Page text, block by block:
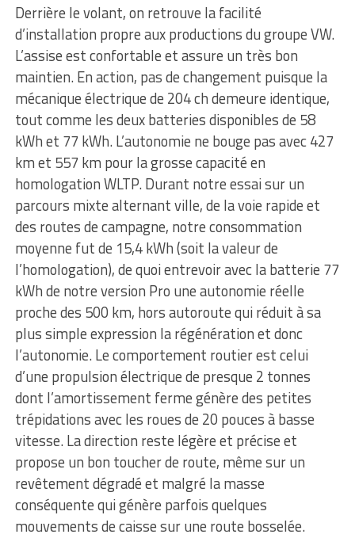
Derrière le volant, on retrouve la facilité
d’installation propre aux productions du groupe VW.
L’assise est confortable et assure un très bon
maintien. En action, pas de changement puisque la
mécanique électrique de 204 ch demeure identique,
tout comme les deux batteries disponibles de 58
kWh et 77 kWh. L’autonomie ne bouge pas avec 427
km et 557 km pour la grosse capacité en
homologation WLTP. Durant notre essai sur un
parcours mixte alternant ville, de la voie rapide et
des routes de campagne, notre consommation
moyenne fut de 15,4 kWh (soit la valeur de
l’homologation), de quoi entrevoir avec la batterie 77
kWh de notre version Pro une autonomie réelle
proche des 500 km, hors autoroute qui réduit à sa
plus simple expression la régénération et donc
l’autonomie. Le comportement routier est celui
d’une propulsion électrique de presque 2 tonnes
dont l’amortissement ferme génère des petites
trépidations avec les roues de 20 pouces à basse
vitesse. La direction reste légère et précise et
propose un bon toucher de route, même sur un
revêtement dégradé et malgré la masse
conséquente qui génère parfois quelques
mouvements de caisse sur une route bosselée.